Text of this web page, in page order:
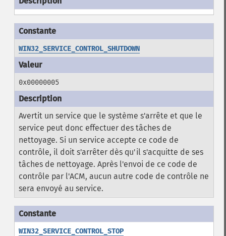
WIN32_SERVICE_CONTROL_SHUTDOWN
0x00000005
Avertit un service que le système s'arrête et que le
service peut donc effectuer des tâches de
nettoyage. Si un service accepte ce code de
contrôle, il doit s'arrêter dès qu'il s'acquitte de ses
tâches de nettoyage. Après l'envoi de ce code de
contrôle par l'ACM, aucun autre code de contrôle ne
sera envoyé au service.
WIN32_SERVICE_CONTROL_STOP